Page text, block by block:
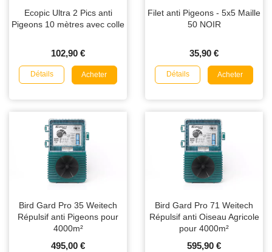
Ecopic Ultra 2 Pics anti
Pigeons 10 mètres avec colle
102,90 €
Détails Acheter
Filet anti Pigeons - 5x5 Maille
50 NOIR
35,90 €
Détails Acheter
Bird Gard Pro 35 Weitech
Répulsif anti Pigeons pour
4000m²
495,00 €
Bird Gard Pro 71 Weitech
Répulsif anti Oiseau Agricole
pour 4000m²
595,90 €